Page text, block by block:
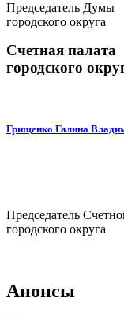
Председатель Думы
городского округа
Счетная палата
городского
Грищенко Галина
Председатель
городского округа
Анонсы